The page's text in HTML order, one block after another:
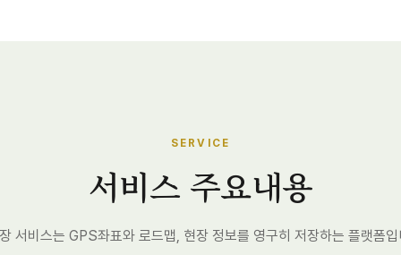
SERVICE
서비스 주요내용
서비스는 GPS좌표와 로드맵, 현장 정보를 영구히 저장하는 플랫폼